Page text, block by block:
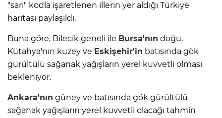
"sarı" kodla işaretlenen illerin yer aldığı Türkiye
haritası paylaşıldı.
Buna göre, Bilecik geneli ile Bursa'nın doğu,
Kütahya'nın kuzey ve Eskişehir'in batısında gök
gürültülü sağanak yağışların yerel kuvvetli olması
bekleniyor.
Ankara'nın güney ve batısında gök gürültülü
sağanak yağışların yerel kuvvetli olacağı tahmin